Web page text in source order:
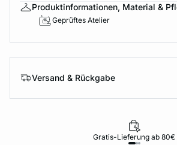
Produktinformationen, Material &
Geprüftes Atelier
Versand & Rückgabe
Gratis-Lieferung ab 80€